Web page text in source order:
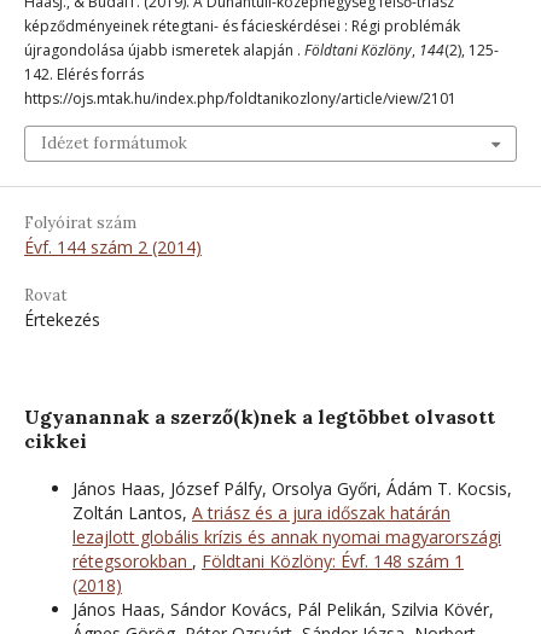
képződményeinek rétegtani- és fácieskérdései : Régi problémák
újragondolása újabb ismeretek alapján . Földtani Közlöny, 144(2), 125-
142. Elérés forrás
https://ojs.mtak.hu/index.php/foldtanikozlony/article/view/2101
Idézet formátumok
Folyóirat szám
Évf. 144 szám 2 (2014)
Rovat
Értekezés
Ugyanannak a szerző(k)nek a legtöbbet olvasott
cikkei
János Haas, József Pálfy, Orsolya Győri, Ádám T. Kocsis,
Zoltán Lantos, A triász és a jura időszak határán
lezajlott globális krízis és annak nyomai magyarországi
rétegsorokban , Földtani Közlöny: Évf. 148 szám 1
(2018)
János Haas, Sándor Kovács, Pál Pelikán, Szilvia Kövér,